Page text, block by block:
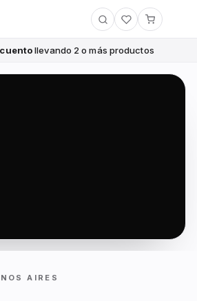
llevando 2 o más productos
AIRES